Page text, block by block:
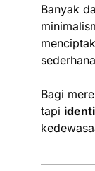
Banyak
Bagi
tapi